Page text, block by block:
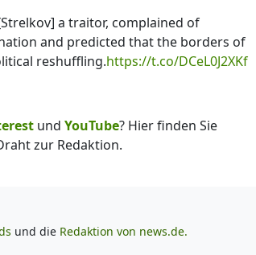
a traitor, complained of
and predicted that the borders of
reshuffling.https://t.co/DCeL0J2XKf
und YouTube? Hier finden Sie
zur Redaktion.
und die Redaktion von news.de.